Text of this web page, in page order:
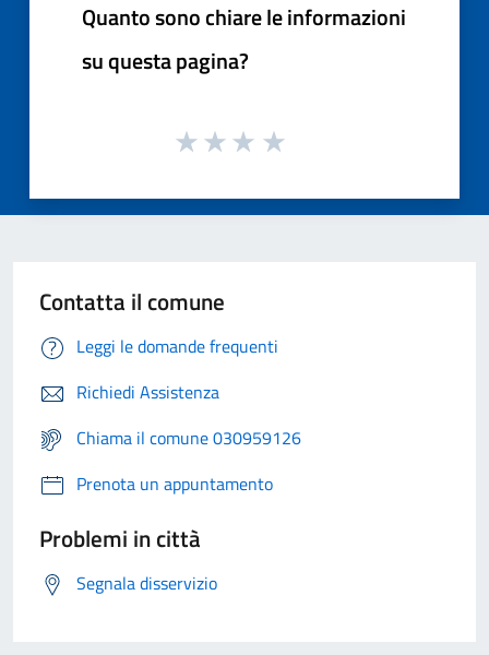
Quanto sono chiare le informazioni
su questa pagina?
Contatta il comune
Leggi le domande frequenti
Richiedi Assistenza
Chiama il comune 030959126
Prenota un appuntamento
Problemi in città
Segnala disservizio